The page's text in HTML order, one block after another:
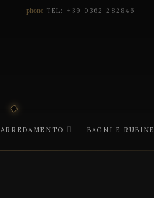
phone TEL: +39 0362 282846
ARREDAMENTO BAGNI E